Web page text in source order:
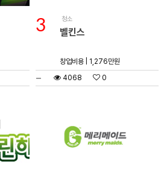
3 청소
벨킨스
창업비용 | 1,276만원
4068
0